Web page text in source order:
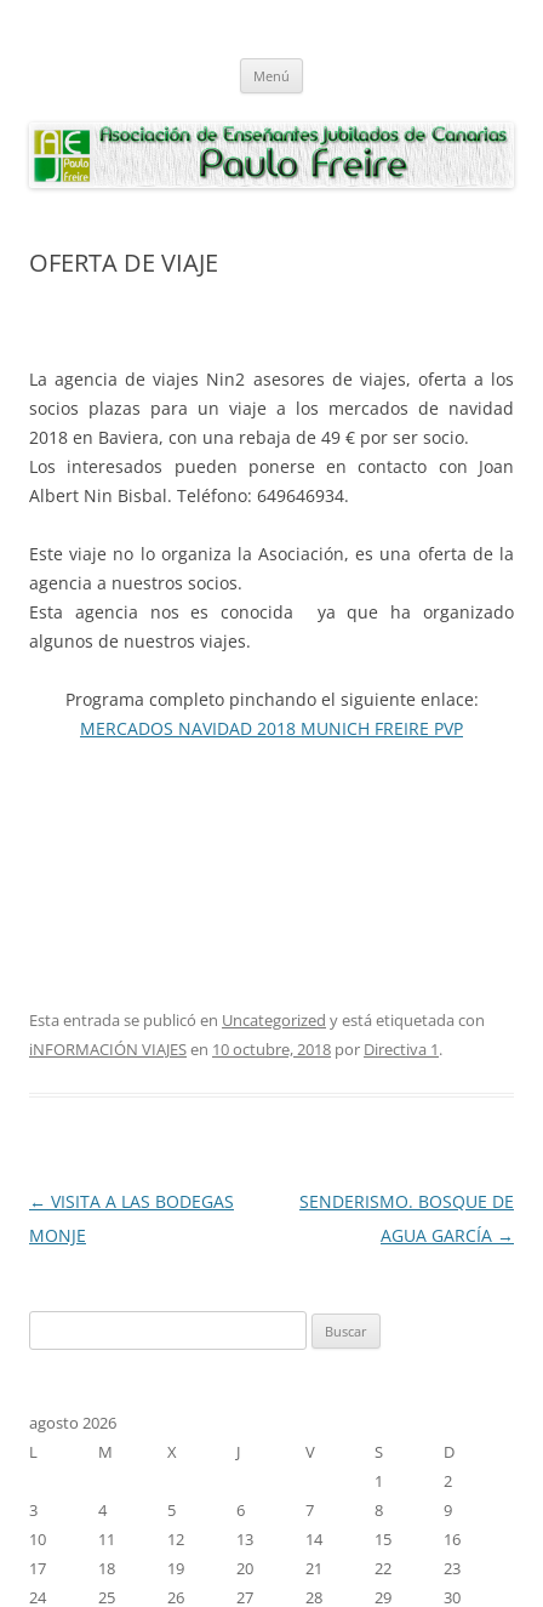
Paulo Freire
Menú
OFERTA DE VIAJE
La agencia de viajes Nin2 asesores de viajes, oferta a los
socios plazas para un viaje a los mercados de navidad
2018 en Baviera, con una rebaja de 49 € por ser socio.
Los interesados pueden ponerse en contacto con Joan
Albert Nin Bisbal. Teléfono: 649646934.
Este viaje no lo organiza la Asociación, es una oferta de la
agencia a nuestros socios.
Esta agencia nos es conocida ya que ha organizado
algunos de nuestros viajes.
Programa completo pinchando el siguiente enlace:
MERCADOS NAVIDAD 2018 MUNICH FREIRE PVP
Esta entrada se publicó en Uncategorized y está etiquetada con
iNFORMACIÓN VIAJESen 10 octubre, 2018 por Directiva 1.
Navegación
de
← VISITA A LAS BODEGAS
MONJE
SENDERISMO. BOSQUE DE
AGUA GARCÍA →
agosto 2026
L
M X J V S
D
1
2
3
4 5 6 7 8
9
10
11 12 13 14 15
16
17
18 19 20 21 22
23
24
25 26 27 28 29
30